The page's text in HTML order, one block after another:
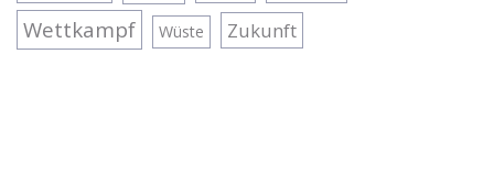
Wettkampf Wüste Zukunft